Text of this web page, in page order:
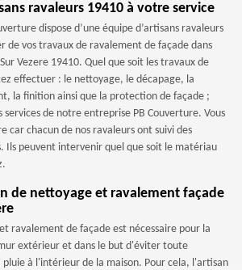
ravaleurs 19410 à votre service
dispose d’une équipe d’artisans ravaleurs
de vos travaux de ravalement de façade dans
Vezere 19410. Quel que soit les travaux de
effectuer : le nettoyage, le décapage, la
la finition ainsi que la protection de façade ;
services de notre entreprise PB Couverture. Vous
car chacun de nos ravaleurs ont suivi des
Ils peuvent intervenir quel que soit le matériau
de nettoyage et ravalement façade
ravalement de façade est nécessaire pour la
extérieur et dans le but d'éviter toute
à l'intérieur de la maison. Pour cela, l'artisan